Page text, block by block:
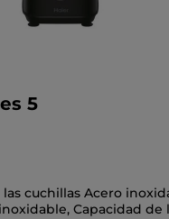
5
cuchillas Acero
Capacidad de